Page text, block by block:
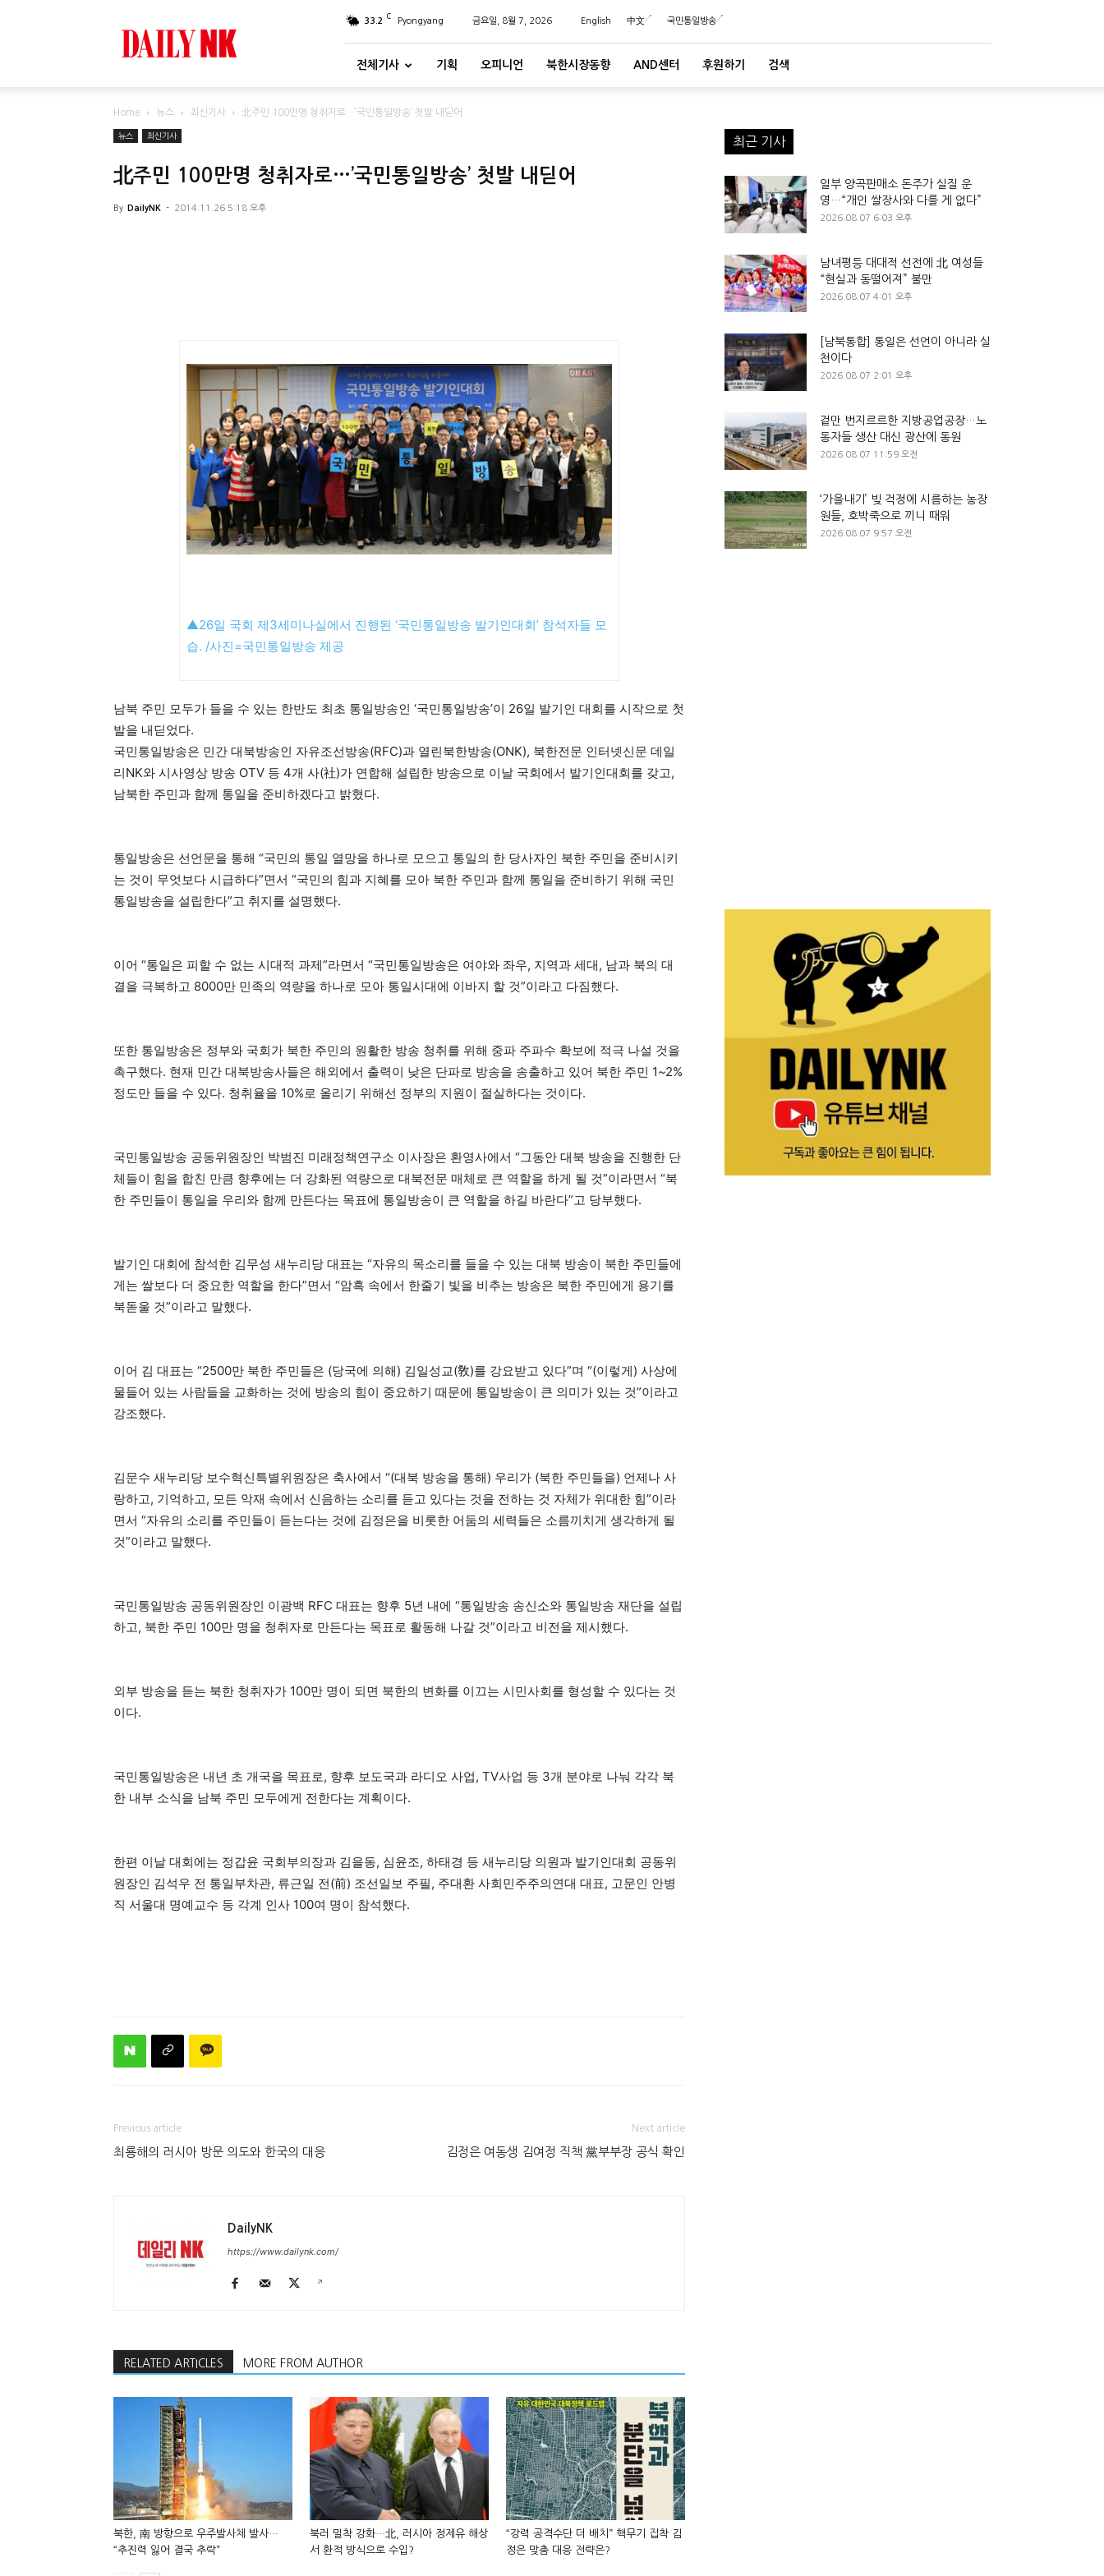
33.2 C Pyongyang 금요일, 8월 7, 2026 English 中文 국민통일방송
전체기사 기획 오피니언 북한시장동향 AND센터 후원하기 검색
Home 뉴스 최신기사 北주민 100만명 청취자로…’국민통일방송’ 첫발 내딛어
뉴스 최신기사
北주민 100만명 청취자로…’국민통일방송’ 첫발 내딛어
By DailyNK - 2014.11.26 5:18 오후
▲26일 국회 제3세미나실에서 진행된 ‘국민통일방송 발기인대회’ 참석자들 모
습. /사진=국민통일방송 제공
남북 주민 모두가 들을 수 있는 한반도 최초 통일방송인 ‘국민통일방송’이 26일 발기인 대회를 시작으로 첫
발을 내딛었다.
국민통일방송은 민간 대북방송인 자유조선방송(RFC)과 열린북한방송(ONK), 북한전문 인터넷신문 데일
리NK와 시사영상 방송 OTV 등 4개 사(社)가 연합해 설립한 방송으로 이날 국회에서 발기인대회를 갖고,
남북한 주민과 함께 통일을 준비하겠다고 밝혔다.
통일방송은 선언문을 통해 “국민의 통일 열망을 하나로 모으고 통일의 한 당사자인 북한 주민을 준비시키
는 것이 무엇보다 시급하다”면서 “국민의 힘과 지혜를 모아 북한 주민과 함께 통일을 준비하기 위해 국민
통일방송을 설립한다”고 취지를 설명했다.
이어 “통일은 피할 수 없는 시대적 과제”라면서 “국민통일방송은 여야와 좌우, 지역과 세대, 남과 북의 대
결을 극복하고 8000만 민족의 역량을 하나로 모아 통일시대에 이바지 할 것”이라고 다짐했다.
또한 통일방송은 정부와 국회가 북한 주민의 원활한 방송 청취를 위해 중파 주파수 확보에 적극 나설 것을
촉구했다. 현재 민간 대북방송사들은 해외에서 출력이 낮은 단파로 방송을 송출하고 있어 북한 주민 1~2%
정도만 들을 수 있다. 청취율을 10%로 올리기 위해선 정부의 지원이 절실하다는 것이다.
국민통일방송 공동위원장인 박범진 미래정책연구소 이사장은 환영사에서 “그동안 대북 방송을 진행한 단
체들이 힘을 합친 만큼 향후에는 더 강화된 역량으로 대북전문 매체로 큰 역할을 하게 될 것”이라면서 “북
한 주민들이 통일을 우리와 함께 만든다는 목표에 통일방송이 큰 역할을 하길 바란다”고 당부했다.
발기인 대회에 참석한 김무성 새누리당 대표는 “자유의 목소리를 들을 수 있는 대북 방송이 북한 주민들에
게는 쌀보다 더 중요한 역할을 한다”면서 “암흑 속에서 한줄기 빛을 비추는 방송은 북한 주민에게 용기를
북돋울 것”이라고 말했다.
이어 김 대표는 “2500만 북한 주민들은 (당국에 의해) 김일성교(敎)를 강요받고 있다”며 “(이렇게) 사상에
물들어 있는 사람들을 교화하는 것에 방송의 힘이 중요하기 때문에 통일방송이 큰 의미가 있는 것”이라고
강조했다.
김문수 새누리당 보수혁신특별위원장은 축사에서 “(대북 방송을 통해) 우리가 (북한 주민들을) 언제나 사
랑하고, 기억하고, 모든 악재 속에서 신음하는 소리를 듣고 있다는 것을 전하는 것 자체가 위대한 힘”이라
면서 “자유의 소리를 주민들이 듣는다는 것에 김정은을 비롯한 어둠의 세력들은 소름끼치게 생각하게 될
것”이라고 말했다.
국민통일방송 공동위원장인 이광백 RFC 대표는 향후 5년 내에 “통일방송 송신소와 통일방송 재단을 설립
하고, 북한 주민 100만 명을 청취자로 만든다는 목표로 활동해 나갈 것”이라고 비전을 제시했다.
외부 방송을 듣는 북한 청취자가 100만 명이 되면 북한의 변화를 이끄는 시민사회를 형성할 수 있다는 것
이다.
국민통일방송은 내년 초 개국을 목표로, 향후 보도국과 라디오 사업, TV사업 등 3개 분야로 나눠 각각 북
한 내부 소식을 남북 주민 모두에게 전한다는 계획이다.
한편 이날 대회에는 정갑윤 국회부의장과 김을동, 심윤조, 하태경 등 새누리당 의원과 발기인대회 공동위
원장인 김석우 전 통일부차관, 류근일 전(前) 조선일보 주필, 주대환 사회민주주의연대 대표, 고문인 안병
직 서울대 명예교수 등 각계 인사 100여 명이 참석했다.
Previous article
최룡해의 러시아 방문 의도와 한국의 대응
Next article
김정은 여동생 김여정 직책 黨부부장 공식 확인
DailyNK
https://www.dailynk.com/
RELATED ARTICLES MORE FROM AUTHOR
북한, 南 방향으로 우주발사체 발사…
“추진력 잃어 결국 추락”
북러 밀착 강화…北, 러시아 정제유 해상
서 환적 방식으로 수입?
“강력 공격수단 더 배치” 핵무기 집착 김
정은 맞춤 대응 전략은?
최근 기사
일부 양곡판매소 돈주가 실질 운
영…“개인 쌀장사와 다를 게 없다”
2026.08.07 6:03 오후
남녀평등 대대적 선전에 北 여성들
“현실과 동떨어져” 불만
2026.08.07 4:01 오후
[남북통합] 통일은 선언이 아니라 실
천이다
2026.08.07 2:01 오후
겉만 번지르르한 지방공업공장…노
동자들 생산 대신 광산에 동원
2026.08.07 11:59 오전
‘가을내기’ 빚 걱정에 시름하는 농장
원들, 호박죽으로 끼니 때워
2026.08.07 9:57 오전